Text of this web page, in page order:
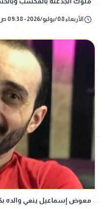
الأربعاء 08/يوليو/2026 - 09:38 ص
معوض إسماعيل ينعي والده